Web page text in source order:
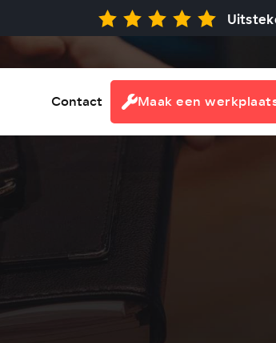
Contact Maak een